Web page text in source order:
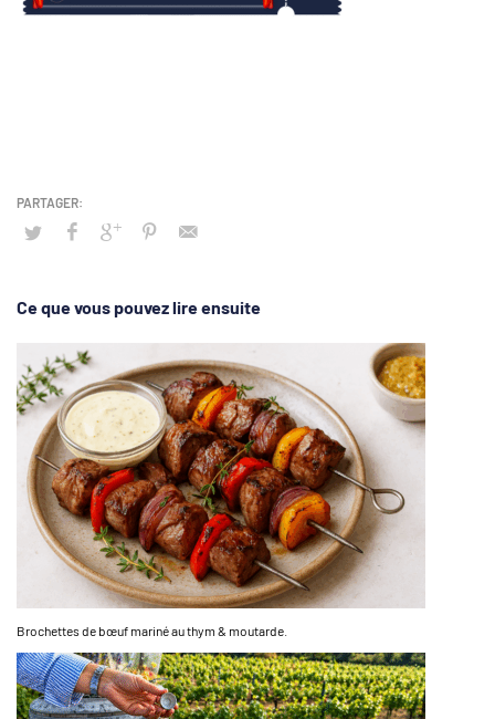
Ce que vous pouvez lire ensuite
Brochettes de bœuf mariné au thym & moutarde.